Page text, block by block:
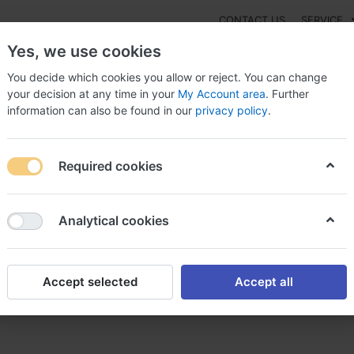
CONTACT US SERVICE
NEW
metformine en ligne metformine acheter
ligne metformine acheter
Yes, we use cookies
You decide which cookies you allow or reject. You can change
your decision at any time in your My Account area. Further
information can also be found in our privacy policy.
Required cookies
Analytical cookies
Accept selected Accept all